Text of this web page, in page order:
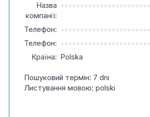
Назва
компанії:
***********************
Телефон: ***********************
Телефон: ***********************
Країна: Polska
Пошуковий термін: 7 dni
Листування мовою: polski